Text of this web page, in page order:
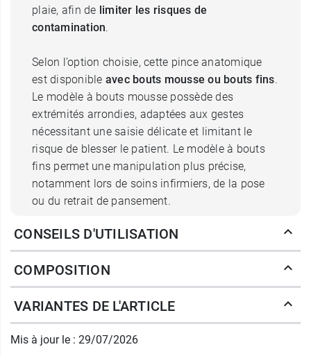
plaie, afin de limiter les risques de
contamination.
Selon l’option choisie, cette pince anatomique
est disponible avec bouts mousse ou bouts fins.
Le modèle à bouts mousse possède des
extrémités arrondies, adaptées aux gestes
nécessitant une saisie délicate et limitant le
risque de blesser le patient. Le modèle à bouts
fins permet une manipulation plus précise,
notamment lors de soins infirmiers, de la pose
ou du retrait de pansement.
Ces pinces peuvent également être utilisées pour
certains gestes techniques comme l’ablation de
fils, selon les pratiques du professionnel de
santé et le protocole de soin appliqué. Leur
conception en plastique bleu facilite leur
identification dans un environnement médical.
CONSEILS D'UTILISATION
COMPOSITION
VARIANTES DE L'ARTICLE
Mis à jour le : 29/07/2026